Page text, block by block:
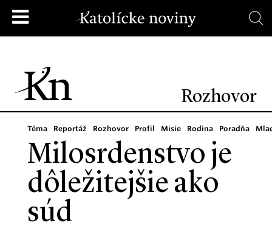
Rozhovor
Téma Reportáž Rozhovor Profil Misie Rodina Poradňa
Milosrdenstvo je
dôležitejšie ako
súd